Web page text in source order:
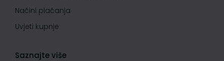
Načini plaćanja
Uvjeti kupnje
Saznajte više